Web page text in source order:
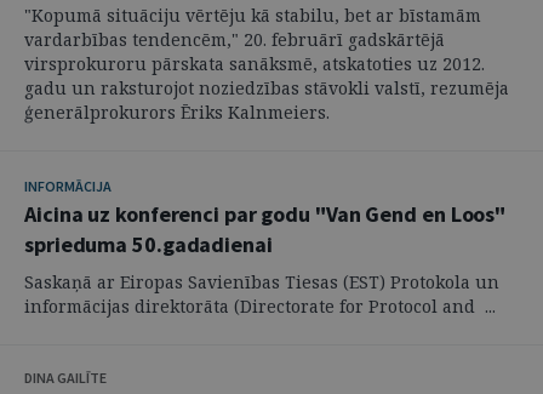
"Kopumā situāciju vērtēju kā stabilu, bet ar bīstamām
vardarbības tendencēm," 20. februārī gadskārtējā
virsprokuroru pārskata sanāksmē, atskatoties uz 2012.
gadu un raksturojot noziedzības stāvokli valstī, rezumēja
ģenerālprokurors Ēriks Kalnmeiers.
INFORMĀCIJA
Aicina uz konferenci par godu "Van Gend en Loos"
sprieduma 50.gadadienai
Saskaņā ar Eiropas Savienības Tiesas (EST) Protokola un
informācijas direktorāta (Directorate for Protocol and ...
DINA GAILĪTE